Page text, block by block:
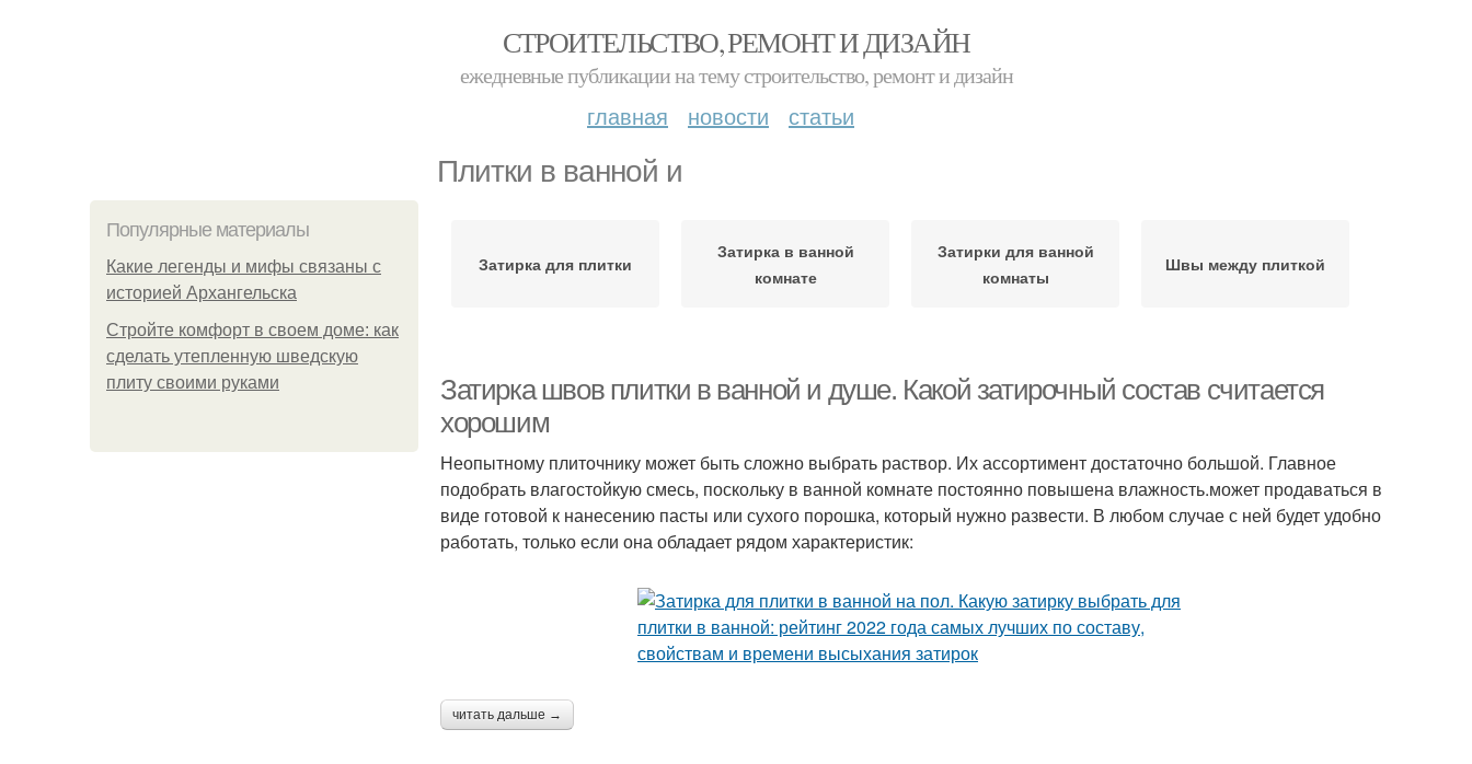
СТРОИТЕЛЬСТВО, РЕМОНТ И ДИЗАЙН
ежедневные публикации на тему строительство, ремонт и дизайн
главная новости статьи
Плитки в ванной и
Популярные материалы
Какие легенды и мифы связаны с
историей Архангельска
Стройте комфорт в своем доме: как
сделать утепленную шведскую
плиту своими руками
Затирка для плитки
Затирка в ванной
комнате
Затирки для ванной
комнаты
Швы между плиткой
Затирка швов плитки в ванной и душе. Какой затирочный состав считается
хорошим
Неопытному плиточнику может быть сложно выбрать раствор. Их ассортимент достаточно большой. Главное
подобрать влагостойкую смесь, поскольку в ванной комнате постоянно повышена влажность.может продаваться в
виде готовой к нанесению пасты или сухого порошка, который нужно развести. В любом случае с ней будет удобно
работать, только если она обладает рядом характеристик:
читать дальше →